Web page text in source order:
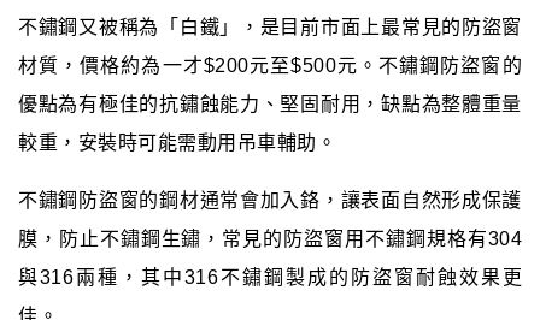
不鏽鋼又被稱為「白鐵」，是目前市面上最常見的防盜窗
材質，價格約為一才$200元至$500元。不鏽鋼防盜窗的
優點為有極佳的抗鏽蝕能力、堅固耐用，缺點為整體重量
較重，安裝時可能需動用吊車輔助。
不鏽鋼防盜窗的鋼材通常會加入鉻，讓表面自然形成保護
膜，防止不鏽鋼生鏽，常見的防盜窗用不鏽鋼規格有304
與316兩種，其中316不鏽鋼製成的防盜窗耐蝕效果更